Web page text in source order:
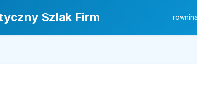
Szlak Firm